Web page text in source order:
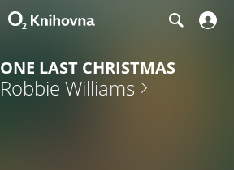
ONE LAST CHRISTMAS
Robbie Williams